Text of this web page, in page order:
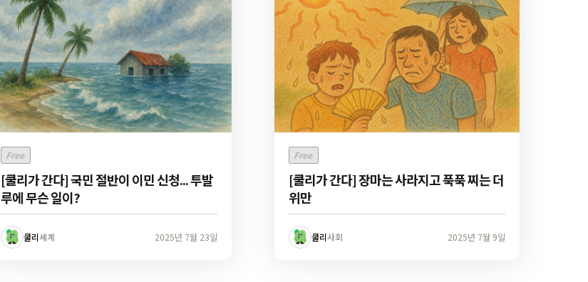
Free
[쿨리가 간다] 국민 절반이 이민 신청... 투발
루에 무슨 일이?
쿨리세계 2025년 7월 23일
Free
[쿨리가 간다] 장마는 사라지고 푹푹 찌는 더
위만
쿨리사회 2025년 7월 9일